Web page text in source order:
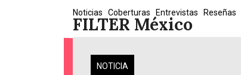
FILTER México
Noticias Coberturas Entrevistas Reseñas
NOTICIA